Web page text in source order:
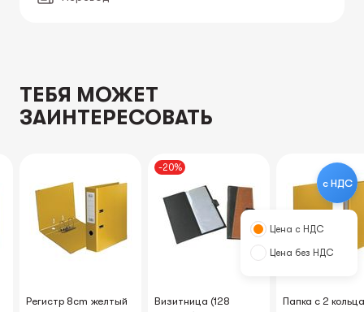
ТЕБЯ МОЖЕТ
ЗАИНТЕРЕСОВАТЬ
Регистр 8cm желтый
-20%
Визитница (128
Папка с 2
с НДС
Цена с НДС
Цена без НДС